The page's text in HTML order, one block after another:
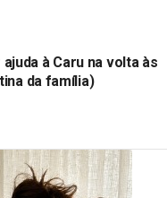
à Caru na volta às
da família)